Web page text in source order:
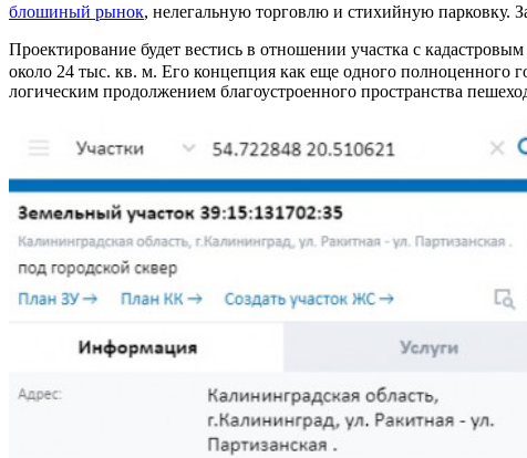
блошиный рынок, нелегальную торговлю и стихийную парковку.
Проектирование будет вестись в отношении участка с
около 24 тыс. кв. м. Его концепция как еще одного полноценного
логическим продолжением благоустроенного пространства